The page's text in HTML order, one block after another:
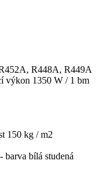
R448A, R449A
výkon 1350 W / 1 bm
150 kg / m2
bílá studená